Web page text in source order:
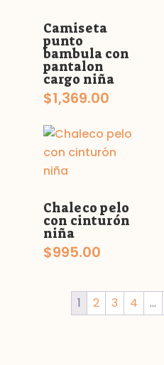
Camiseta
punto
bambula con
pantalon
cargo niña
$1,369.00
Chaleco pelo
con cinturón
niña
$995.00
1 2 3 4 …